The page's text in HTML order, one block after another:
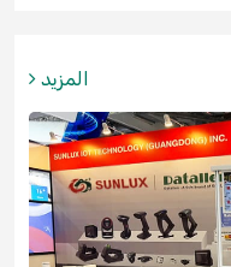
المزيد